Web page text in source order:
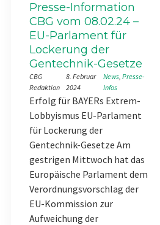
Presse-Information
CBG vom 08.02.24 –
EU-Parlament für
Lockerung der
Gentechnik-Gesetze
CBG
Redaktion
8. Februar
2024
News, Presse-
Infos
Erfolg für BAYERs Extrem-
Lobbyismus EU-Parlament
für Lockerung der
Gentechnik-Gesetze Am
gestrigen Mittwoch hat das
Europäische Parlament dem
Verordnungsvorschlag der
EU-Kommission zur
Aufweichung der